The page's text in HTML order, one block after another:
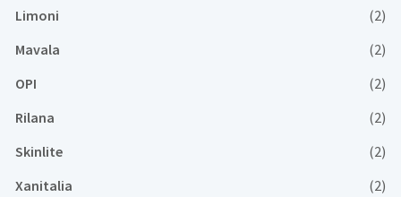
Limoni
(2)
Mavala
(2)
OPI
(2)
Rilana
(2)
Skinlite
(2)
Xanitalia
(2)